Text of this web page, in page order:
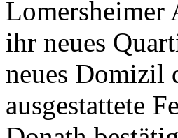
ihr neues
neues Domizil
ausgestattete